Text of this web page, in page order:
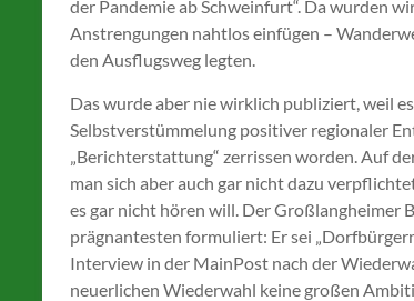
der Pandemie ab Schweinfurt“. Da wurden
Anstrengungen nahtlos einfügen –
den Ausflugsweg legten.
Das wurde aber nie wirklich publiziert, weil
Selbstverstümmelung positiver regionaler
„Berichterstattung“ zerrissen worden. Auf
man sich aber auch gar nicht dazu
es gar nicht hören will. Der Großlangheimer
prägnantesten formuliert: Er sei
Interview in der MainPost nach der
neuerlichen Wiederwahl keine großen